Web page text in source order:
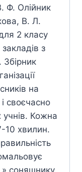
Ф. Олійник
В. Л.
2 класу
з
на
своєчасно
учнів. Кожна
10 хвилин.